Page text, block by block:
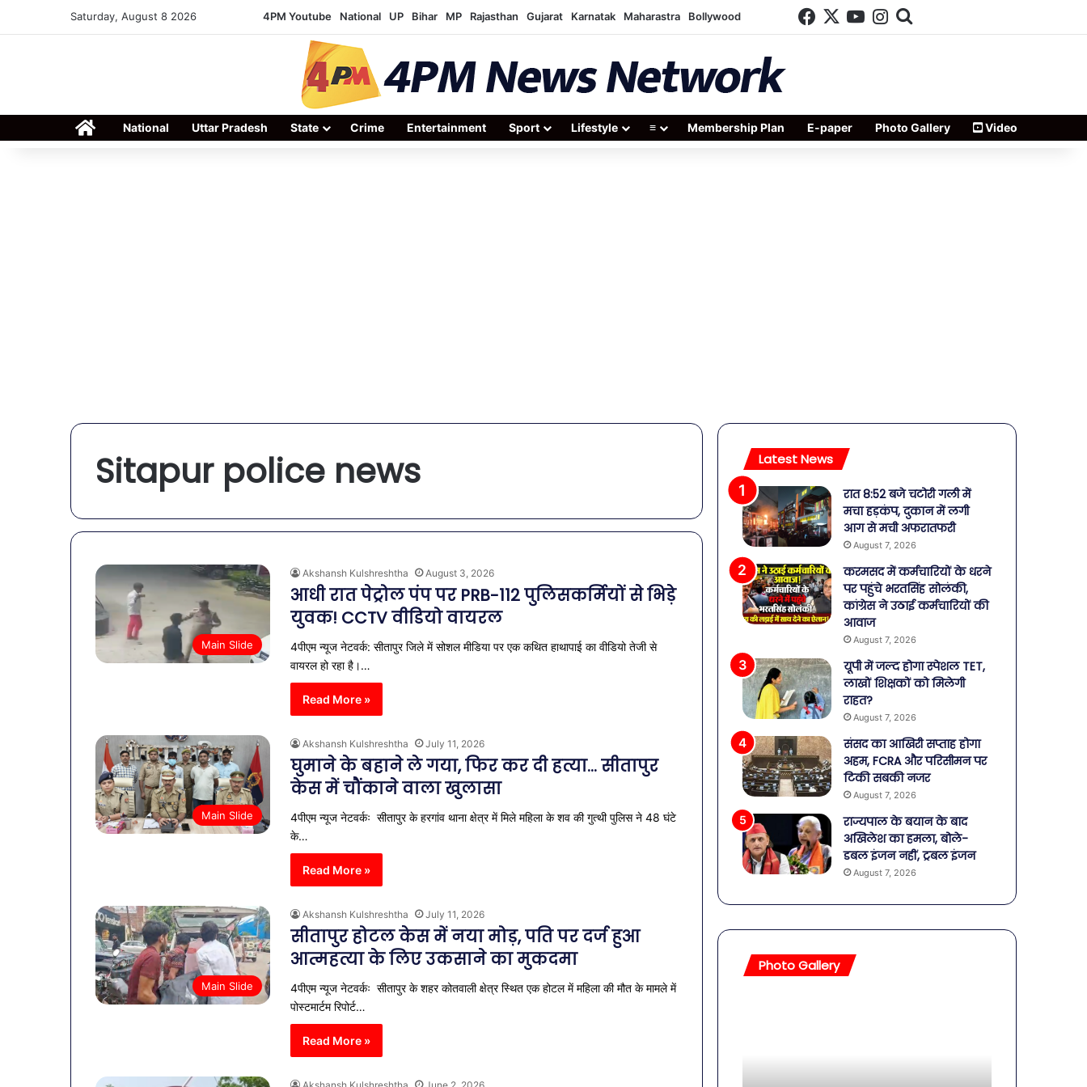
Saturday, August 8 2026 4PM Youtube National UP Bihar MP Rajasthan Gujarat Karnatak Maharastra Bollywood Facebook
X YouTube
Instagram
HomeNational Uttar Pradesh State Crime Entertainment Sport Lifestyle ≡ Membership Plan E-paper Photo Gallery Video
Sitapur police news
Main Slide
Akshansh Kulshreshtha August 3, 2026
आधी रात पेट्रोल पंप पर PRB-112 पुलिसकर्मियों से भिड़े
युवक! CCTV वीडियो वायरल
4पीएम न्यूज नेटवर्क: सीतापुर जिले में सोशल मीडिया पर एक कथित हाथापाई का वीडियो तेजी से
वायरल हो रहा है।…
Read More »
Main Slide
Akshansh Kulshreshtha July 11, 2026
घुमाने के बहाने ले गया, फिर कर दी हत्या… सीतापुर
केस में चौंकाने वाला खुलासा
4पीएम न्यूज नेटवर्कः सीतापुर के हरगांव थाना क्षेत्र में मिले महिला के शव की गुत्थी पुलिस ने 48 घंटे
के…
Read More »
Main Slide
Akshansh Kulshreshtha July 11, 2026
सीतापुर होटल केस में नया मोड़, पति पर दर्ज हुआ
आत्महत्या के लिए उकसाने का मुकदमा
4पीएम न्यूज नेटवर्कः सीतापुर के शहर कोतवाली क्षेत्र स्थित एक होटल में महिला की मौत के मामले में
पोस्टमार्टम रिपोर्ट…
Read More »
Latest News
रात 8:52 बजे चटोरी गली में
मचा हड़कंप, दुकान में लगी
आग से मची अफरातफरी
August 7, 2026
करमसद में कर्मचारियों के धरने
पर पहुंचे भरतसिंह सोलंकी,
कांग्रेस ने उठाई कर्मचारियों की
आवाज
August 7, 2026
यूपी में जल्द होगा स्पेशल TET,
लाखों शिक्षकों को मिलेगी
राहत?
August 7, 2026
संसद का आखिरी सप्ताह होगा
अहम, FCRA और परिसीमन पर
टिकी सबकी नजर
August 7, 2026
राज्यपाल के बयान के बाद
अखिलेश का हमला, बोले-
डबल इंजन नहीं, ट्रबल इंजन
August 7, 2026
Photo Gallery
व्यापारियों